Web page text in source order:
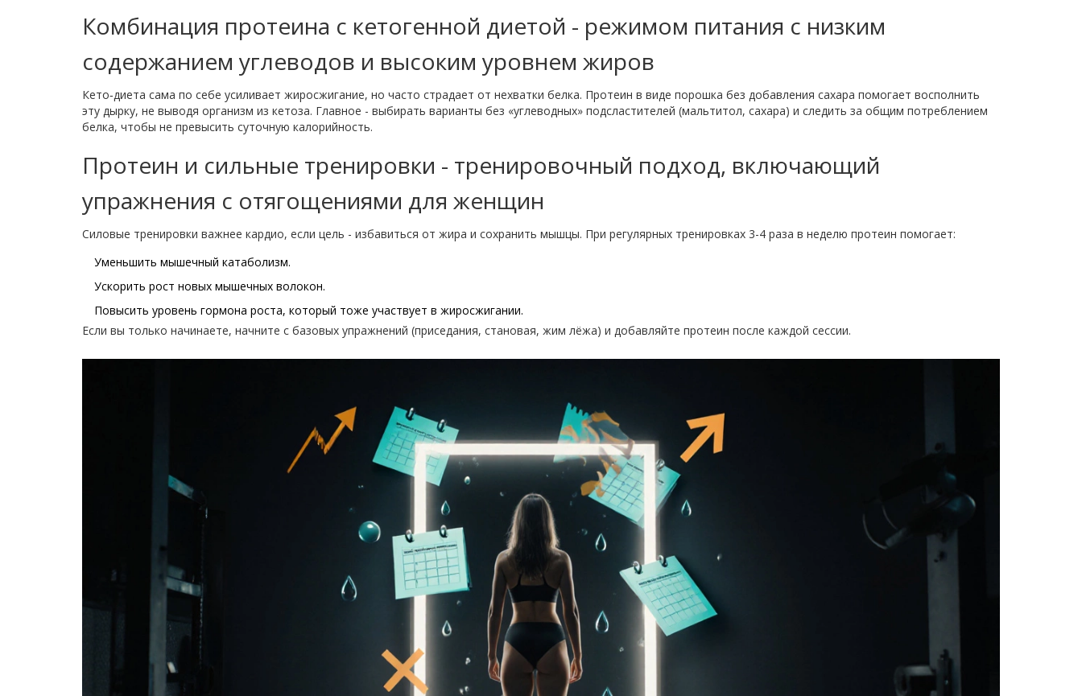
Комбинация протеина с кетогенной диетой - режимом питания с низким
содержанием углеводов и высоким уровнем жиров
Кето‑диета сама по себе усиливает жиросжигание, но часто страдает от нехватки белка. Протеин в виде порошка без добавления сахара помогает восполнить
эту дырку, не выводя организм из кетоза. Главное - выбирать варианты без «углеводных» подсластителей (мальтитол, сахара) и следить за общим потреблением
белка, чтобы не превысить суточную калорийность.
Протеин и сильные тренировки - тренировочный подход, включающий
упражнения с отягощениями для женщин
Силовые тренировки важнее кардио, если цель - избавиться от жира и сохранить мышцы. При регулярных тренировках 3-4 раза в неделю протеин помогает:
Уменьшить мышечный катаболизм.
Ускорить рост новых мышечных волокон.
Повысить уровень гормона роста, который тоже участвует в жиросжигании.
Если вы только начинаете, начните с базовых упражнений (приседания, становая, жим лёжа) и добавляйте протеин после каждой сессии.